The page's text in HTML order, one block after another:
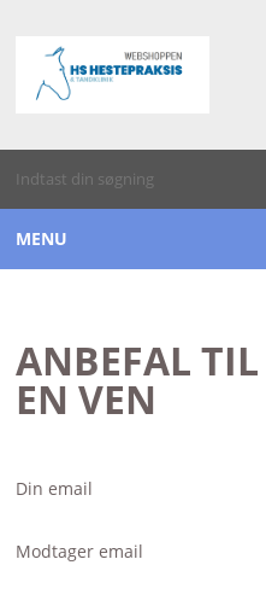
MENU
PLEJEPRODUKTER
FØRSTEHJÆLPS KITS
TILBUD / DATOVARE
ANBEFAL TIL
EN VEN
Din email
Modtager email